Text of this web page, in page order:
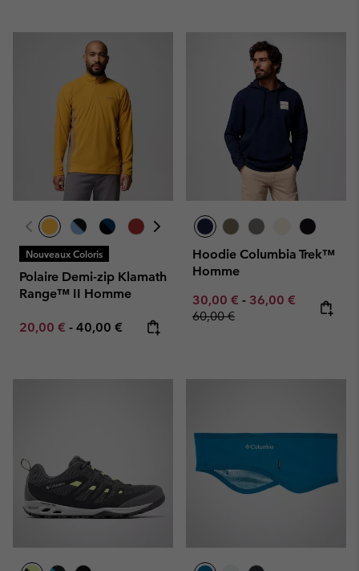
Nouveaux Coloris
Polaire Demi-zip Klamath
Range™ II Homme
Minimum sale price:
20,00 € - Maximum price:
40,00 €
Hoodie Columbia Trek™
Homme
Minimum sale price:
30,00 € - Maximum sale
36,00 € Regular
60,00 €